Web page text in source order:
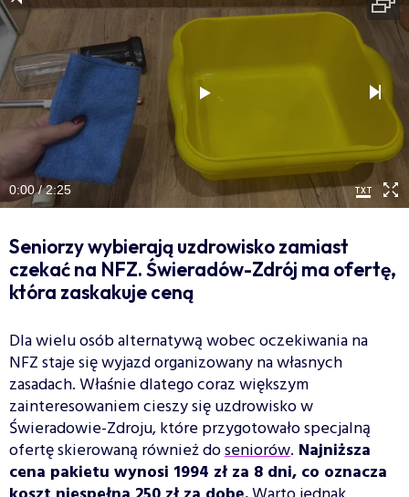
0:00 / 2:25
Seniorzy wybierają uzdrowisko zamiast
czekać na NFZ. Świeradów-Zdrój ma ofertę,
która zaskakuje ceną
Dla wielu osób alternatywą wobec oczekiwania na
NFZ staje się wyjazd organizowany na własnych
zasadach. Właśnie dlatego coraz większym
zainteresowaniem cieszy się uzdrowisko w
Świeradowie-Zdroju, które przygotowało specjalną
ofertę skierowaną również doseniorów. Najniższa
cena pakietu wynosi 1994 zł za 8 dni, co oznacza